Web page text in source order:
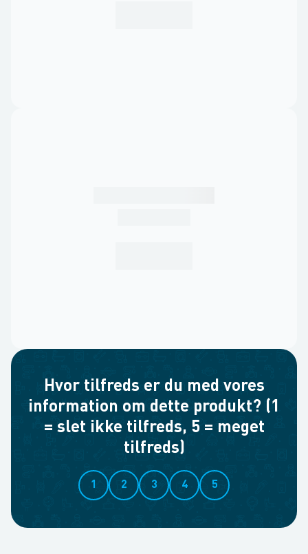
Hvor tilfreds er du med vores
information om dette produkt? (1
= slet ikke tilfreds, 5 = meget
tilfreds)
1 2 3 4 5